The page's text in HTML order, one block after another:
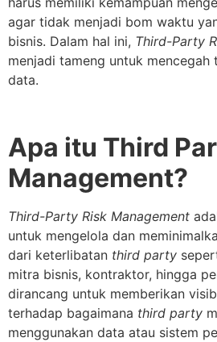
agar tidak menjadi bom waktu
bisnis. Dalam hal ini, Third-Party
menjadi tameng untuk
data.
Apa itu Third
Management?
Third-Party Risk Management
untuk mengelola dan
dari keterlibatan third party
mitra bisnis, kontraktor, hingga
dirancang untuk memberikan
terhadap bagaimana third party
menggunakan data atau sistem